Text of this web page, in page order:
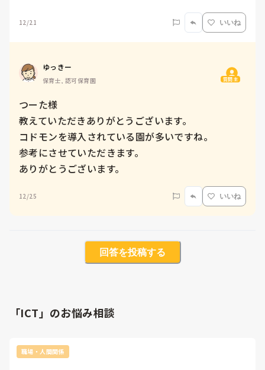
12/21 いいね
ゆっきー
保育士, 認可保育園 質問主
つーた様
教えていただきありがとうございます。
コドモンを導入されている園が多いですね。
参考にさせていただきます。
ありがとうございます。
12/25 いいね
回答を投稿する
「ICT」のお悩み相談
職場・人間関係